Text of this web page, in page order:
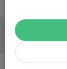
Andreas
Referat